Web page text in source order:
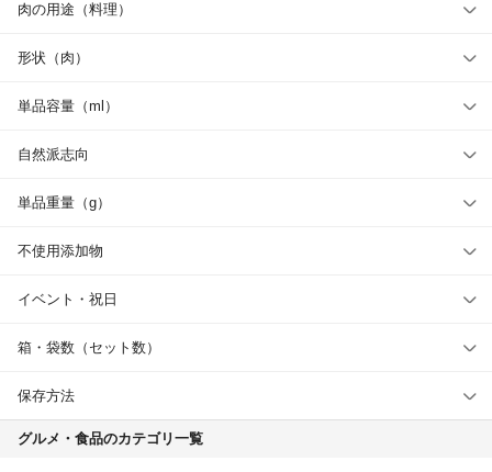
肉の用途（料理）
形状（肉）
単品容量（ml）
自然派志向
単品重量（g）
不使用添加物
イベント・祝日
箱・袋数（セット数）
保存方法
グルメ・食品のカテゴリ一覧